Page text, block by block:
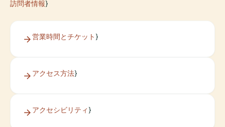
訪問者情報}
営業時間とチケット}
アクセス方法}
アクセシビリティ}